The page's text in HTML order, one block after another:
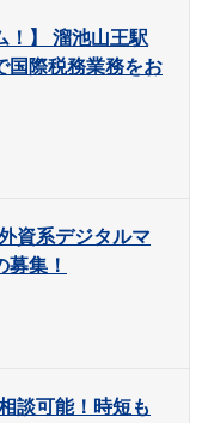
！】 溜池山王駅
国際税務業務をお
資系デジタルマ
集！
談可能！時短も